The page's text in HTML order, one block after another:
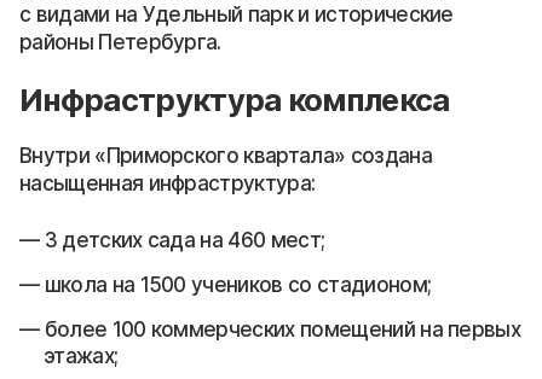
с видами на Удельный парк и исторические
районы Петербурга.
Инфраструктура комплекса
Внутри «Приморского квартала» создана
насыщенная инфраструктура:
3 детских сада на 460 мест;
школа на 1500 учеников со стадионом;
более 100 коммерческих помещений на первых
этажах;